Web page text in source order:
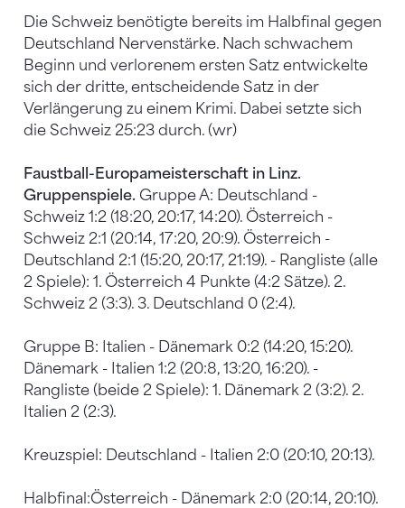
Die Schweiz benötigte bereits im Halbfinal gegen
Deutschland Nervenstärke. Nach schwachem
Beginn und verlorenem ersten Satz entwickelte
sich der dritte, entscheidende Satz in der
Verlängerung zu einem Krimi. Dabei setzte sich
die Schweiz 25:23 durch. (wr)
Faustball-Europameisterschaft in Linz.
Gruppenspiele. Gruppe A: Deutschland -
Schweiz 1:2 (18:20, 20:17, 14:20). Österreich -
Schweiz 2:1 (20:14, 17:20, 20:9). Österreich -
Deutschland 2:1 (15:20, 20:17, 21:19). - Rangliste (alle
2 Spiele): 1. Österreich 4 Punkte (4:2 Sätze). 2.
Schweiz 2 (3:3). 3. Deutschland 0 (2:4).
Gruppe B: Italien - Dänemark 0:2 (14:20, 15:20).
Dänemark - Italien 1:2 (20:8, 13:20, 16:20). -
Rangliste (beide 2 Spiele): 1. Dänemark 2 (3:2). 2.
Italien 2 (2:3).
Kreuzspiel: Deutschland - Italien 2:0 (20:10, 20:13).
Halbfinal:Österreich - Dänemark 2:0 (20:14, 20:10).